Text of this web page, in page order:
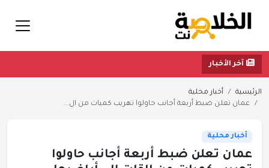
آخر الأخبار
الرئيسية
أخبار محلية
عمان تعلن ضبط أربعة أجانب حاولوا تهريب كميات من ال...
أخبار محلية
عمان تعلن ضبط أربعة أجانب حاولوا